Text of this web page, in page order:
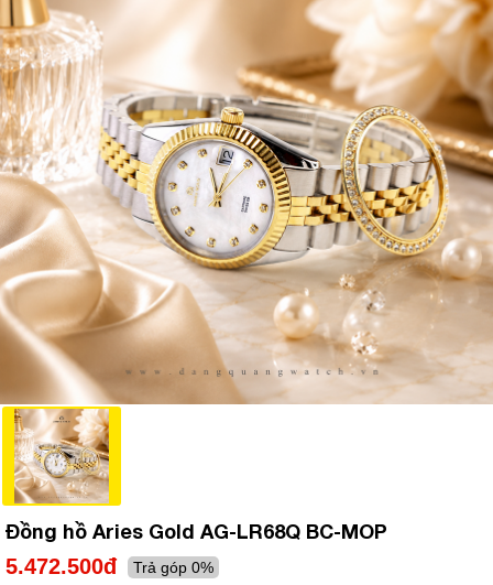
Đồng hồ Aries Gold AG-LR68Q BC-MOP
5.472.500đ
Trả góp 0%